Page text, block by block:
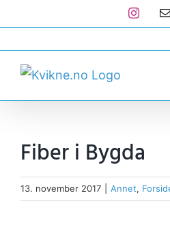
to
content
Fiber i Bygda
13. november 2017 Annet,